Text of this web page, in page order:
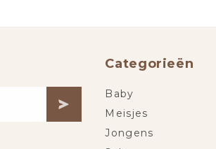
Categorieën
Baby
Meisjes
Jongens